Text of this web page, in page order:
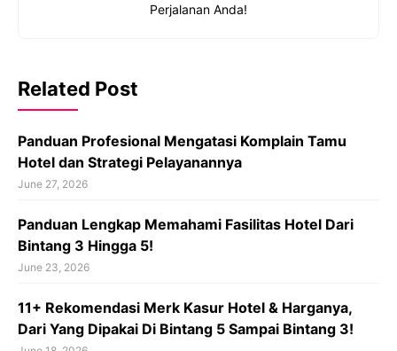
Perjalanan Anda!
Related Post
Panduan Profesional Mengatasi Komplain Tamu
Hotel dan Strategi Pelayanannya
June 27, 2026
Panduan Lengkap Memahami Fasilitas Hotel Dari
Bintang 3 Hingga 5!
June 23, 2026
11+ Rekomendasi Merk Kasur Hotel & Harganya,
Dari Yang Dipakai Di Bintang 5 Sampai Bintang 3!